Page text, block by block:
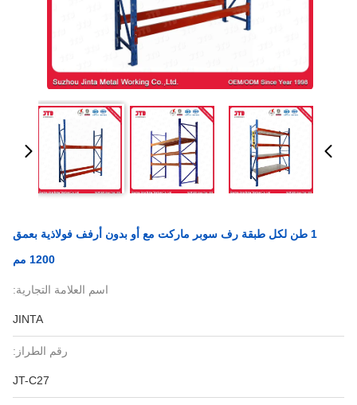
1 طن لكل طبقة رف سوبر ماركت مع أو بدون أرفف فولاذية بعمق
1200 مم
اسم العلامة التجارية:
JINTA
رقم الطراز:
JT-C27